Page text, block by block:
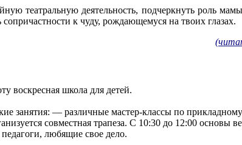
театральную деятельность, подчеркнуть роль
к чуду, рождающемуся на твоих глазах.
(
воскресная школа для детей.
занятия: — различные мастер-классы по
совместная трапеза. С 10:30 до 12:00
любящие свое дело.